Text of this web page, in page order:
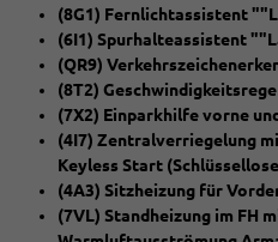
(8G1) Fernlichtassistent
(6I1) Spurhalteassistent
(QR9)
(8T2)
(7X2) Einparkhilfe vorne
(4I7) Zentralverriegelung
Keyless Start
(4A3) Sitzheizung für
(7VL) Standheizung im FH